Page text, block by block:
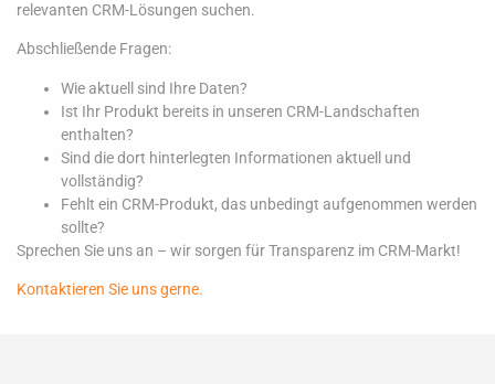
relevanten CRM-Lösungen suchen.
Abschließende Fragen:
Wie aktuell sind Ihre Daten?
Ist Ihr Produkt bereits in unseren CRM-Landschaften
enthalten?
Sind die dort hinterlegten Informationen aktuell und
vollständig?
Fehlt ein CRM-Produkt, das unbedingt aufgenommen werden
sollte?
Sprechen Sie uns an – wir sorgen für Transparenz im CRM-Markt!
Kontaktieren Sie uns gerne.